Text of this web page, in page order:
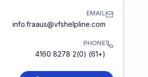
EMAIL
info.fraaus@vfshelpline.com
PHONE
(+61) (0)2 8278 4160